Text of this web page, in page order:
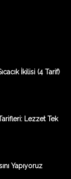
İkilisi (4 Tarif)
Lezzet Tek
Yapıyoruz